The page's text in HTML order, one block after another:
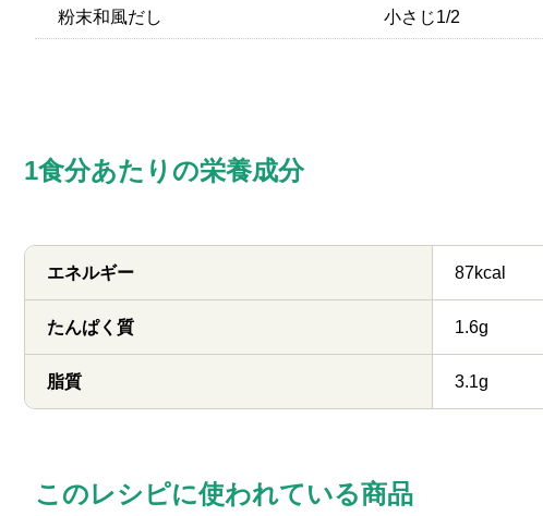
粉末和風だし 小さじ1/2
1食分あたりの栄養成分
エネルギー 87kcal
たんぱく質 1.6g
脂質 3.1g
このレシピに使われている商品